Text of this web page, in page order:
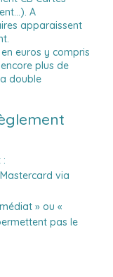
A
apparaissent
euros y compris
plus de
double
:
via
» ou «
pas le